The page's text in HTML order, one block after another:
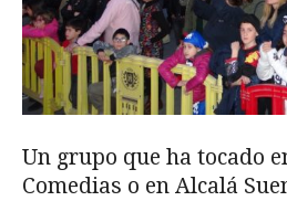
Un grupo que ha tocado
Comedias o en Alcalá